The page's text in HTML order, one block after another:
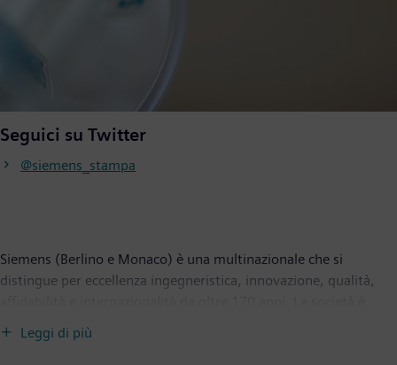
Seguici su Twitter
@siemens_stampa
Siemens (Berlino e Monaco) è una multinazionale che si
distingue per eccellenza ingegneristica, innovazione, qualità,
infrastrutture intelligenti per edifici e sistemi energetici
Leggi di più